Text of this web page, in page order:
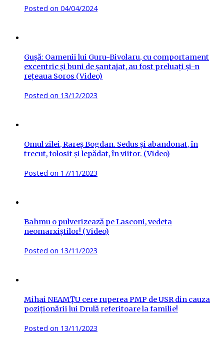
Posted on 04/04/2024
Gușă: Oamenii lui Guru-Bivolaru, cu comportament
excentric și buni de șantajat, au fost preluați și-n
rețeaua Soros (Video)
Posted on 13/12/2023
Omul zilei, Rareș Bogdan. Sedus și abandonat, în
trecut, folosit și lepădat, în viitor. (Video)
Posted on 17/11/2023
Bahmu o pulverizează pe Lasconi, vedeta
neomarxiștilor! (Video)
Posted on 13/11/2023
Mihai NEAMȚU cere ruperea PMP de USR din cauza
poziționării lui Drulă referitoare la familie!
Posted on 13/11/2023